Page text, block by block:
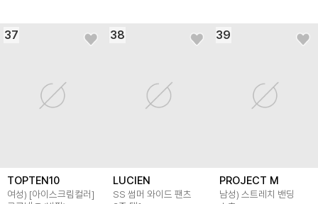
37
TOPTEN10
여성) [아이스크림컬러]
38
LUCIEN
SS 썸머 와이드 팬츠
39
PROJECT M
남성) 스트레치 밴딩